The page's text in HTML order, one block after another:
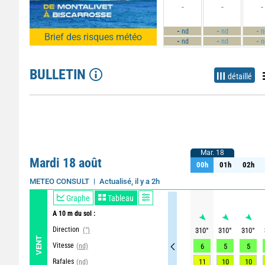
Brief des risques météo
-
-nd
-nd
-
- nd
- nd
-
-
-
BULLETIN détaillé
Mardi 18 août
METEO CONSULT Actualisé, il y a 2h
VENT
Graphe Tableau
A 10 m du sol :
Direction (°)
Vitesse (nd)
Rafales (nd)
Mar. 18
00h 01h 02h
Mar. 18
00h 01h 02h
310° 310° 310°
6
5 5
11
10 10